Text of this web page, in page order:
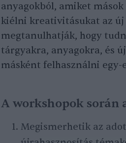
anyagokból, amiket
kiélni kreativitásukat az új
megtanulhatják, hogy
tárgyakra, anyagokra, és
másként felhasználni
A workshopok során
Megismerhetik az